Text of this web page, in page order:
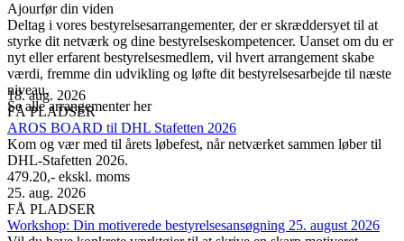
Ajourfør din viden
Deltag i vores bestyrelsesarrangementer, der er skræddersyet til at
styrke dit netværk og dine bestyrelseskompetencer. Uanset om du er
nyt eller erfarent bestyrelsesmedlem, vil hvert arrangement skabe
værdi, fremme din udvikling og løfte dit bestyrelsesarbejde til næste
niveau.
Se alle arrangementer her
18. aug. 2026
FÅ PLADSER
AROS BOARD til DHL Stafetten 2026
Kom og vær med til årets løbefest, når netværket sammen løber til
DHL-Stafetten 2026.
479.20,- ekskl. moms
25. aug. 2026
FÅ PLADSER
Workshop: Din motiverede bestyrelsesansøgning 25. august 2026